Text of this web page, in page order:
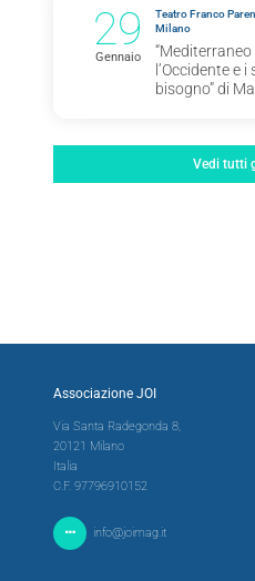
29
Gennaio
Teatro Franco
Milano
l’Occidente e
bisogno” di
Vedi tutti
Associazione JOI
Via Santa Radegonda 8,
20121 Milano
Italia
C.F. 97796910152
info@joimag.it